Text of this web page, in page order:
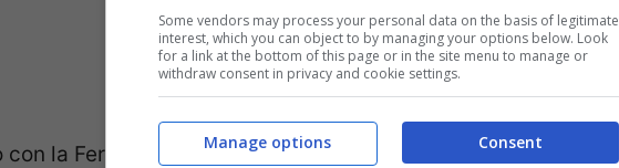
la Ferrari che è valido sino alla fine del 2024,
Some vendors may process your personal data on the basis of legitimate
interest, which you can object to by managing your options below. Look
for a link at the bottom of this page or in the site menu to manage or
withdraw consent in privacy and cookie settings.
Consent
Manage options